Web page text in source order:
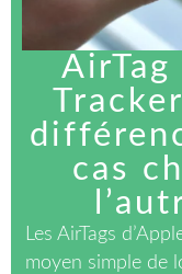
cas
Les AirTags
moyen simple de